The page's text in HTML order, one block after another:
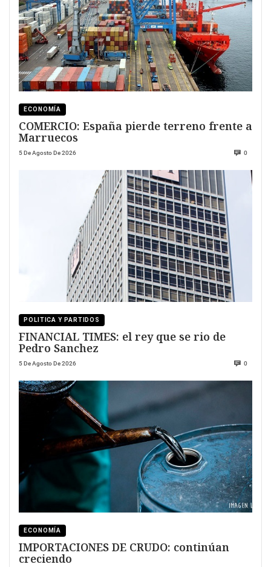
ECONOMÍA
COMERCIO: España pierde terreno frente a
Marruecos
5 De Agosto De 2026 0
POLITICA Y PARTIDOS
FINANCIAL TIMES: el rey que se rio de
Pedro Sanchez
5 De Agosto De 2026 0
ECONOMÍA
IMPORTACIONES DE CRUDO: continúan
creciendo